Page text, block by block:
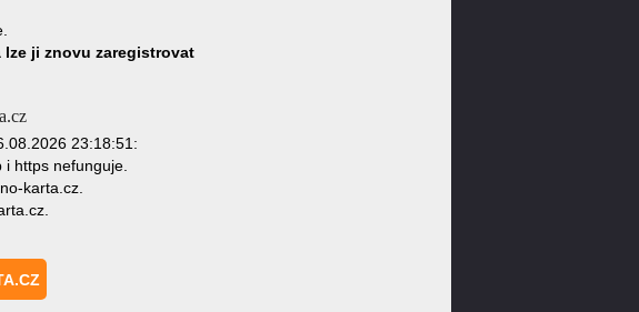
ji znovu zaregistrovat
23:18:51:
https nefunguje.
karta.cz.